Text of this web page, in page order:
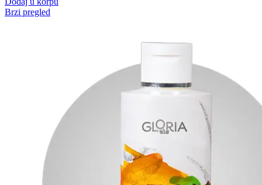
Brzi pregled